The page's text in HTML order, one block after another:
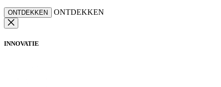
ONTDEKKEN ONTDEKKEN
INNOVATIE